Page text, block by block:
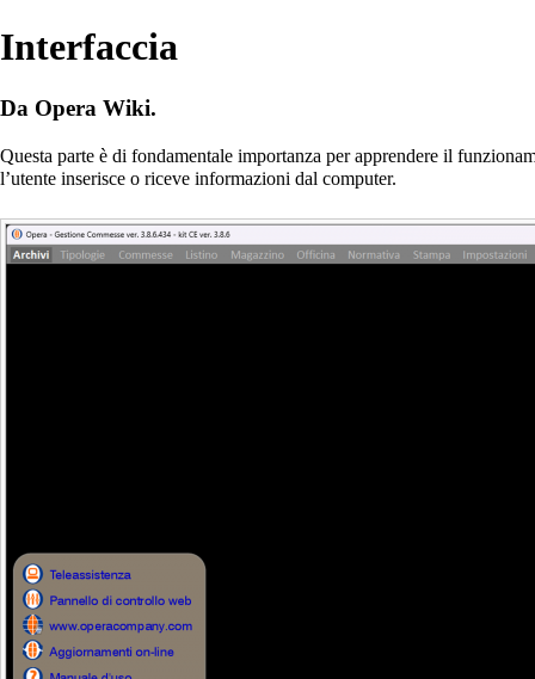
Interfaccia
Da Opera Wiki.
Questa parte è di fondamentale importanza per apprendere il
l’utente inserisce o riceve informazioni dal computer.